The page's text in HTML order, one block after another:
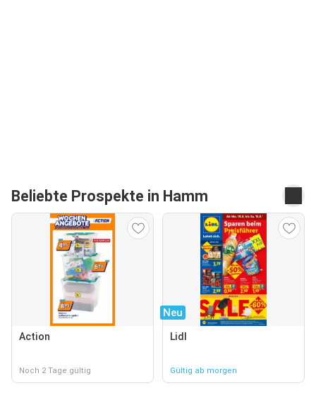
Beliebte Prospekte in Hamm
Action
Noch 2 Tage gültig
Neu
Lidl
Gültig ab morgen